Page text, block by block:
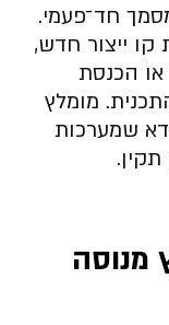
חד־פעמי.
קו ייצור חדש,
הכנסת
מומלץ
שמערכות
מנוסה